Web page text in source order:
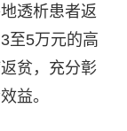
透析患者返
至5万元的高
贫，充分彰
益。